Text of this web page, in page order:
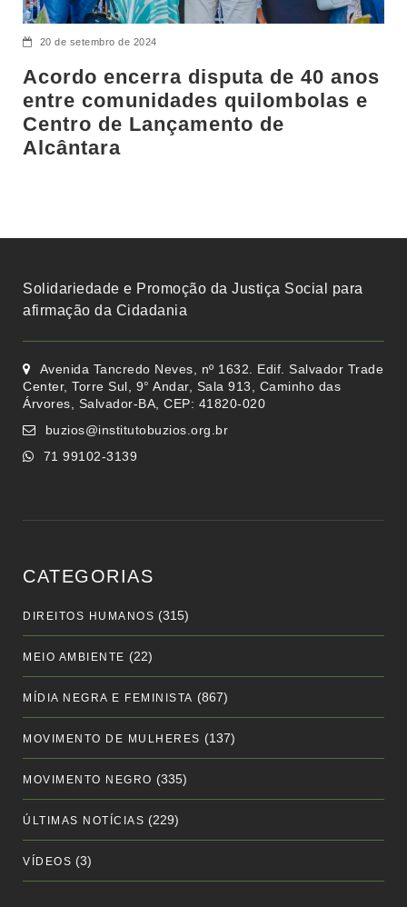
20 de setembro de 2024
Acordo encerra disputa de 40 anos
entre comunidades quilombolas e
Centro de Lançamento de
Alcântara
Solidariedade e Promoção da Justiça Social para
afirmação da Cidadania
Avenida Tancredo Neves, nº 1632. Edif. Salvador Trade
Center, Torre Sul, 9° Andar, Sala 913, Caminho das
Árvores, Salvador-BA, CEP: 41820-020
buzios@institutobuzios.org.br
71 99102-3139
CATEGORIAS
DIREITOS HUMANOS (315)
MEIO AMBIENTE (22)
MÍDIA NEGRA E FEMINISTA (867)
MOVIMENTO DE MULHERES (137)
MOVIMENTO NEGRO (335)
ÚLTIMAS NOTÍCIAS (229)
VÍDEOS (3)